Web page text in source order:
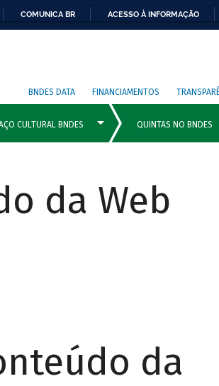
COMUNICA BR ACESSO À INFORMAÇÃO
BNDES DATA FINANCIAMENTOS
da Web
da